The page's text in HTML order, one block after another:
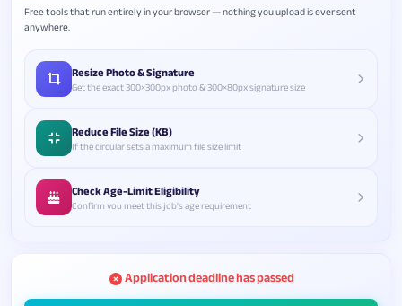
Free tools that run entirely in your browser — nothing you upload is ever sent
anywhere.
Resize Photo & Signature
Get the exact 300×300px photo & 300×80px signature size
Reduce File Size (KB)
If the circular sets a maximum file size limit
Check Age-Limit Eligibility
Confirm you meet this job's age requirement
Application deadline has passed